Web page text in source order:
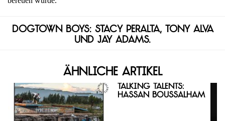
Dogtown Boys: Stacy Peralta, Tony Alva
und Jay Adams.
Ähnliche Artikel
Talking Talents:
Hassan Boussalham